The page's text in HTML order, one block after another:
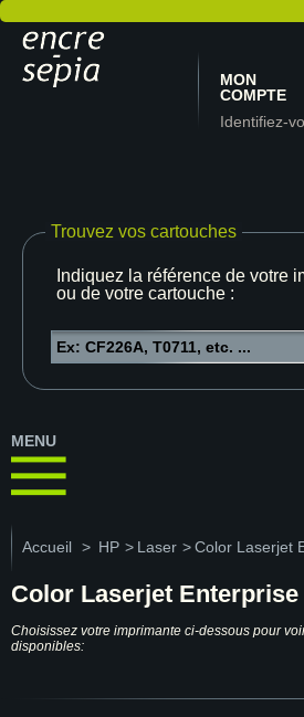
MON
COMPTE
Identifiez-
Trouvez vos cartouches
Indiquez la référence de votre
ou de votre cartouche :
MENU
Accueil > HP > Laser >Color Laserjet
Color Laserjet Enterprise
Choisissez votre imprimante ci-dessous pour
disponibles: